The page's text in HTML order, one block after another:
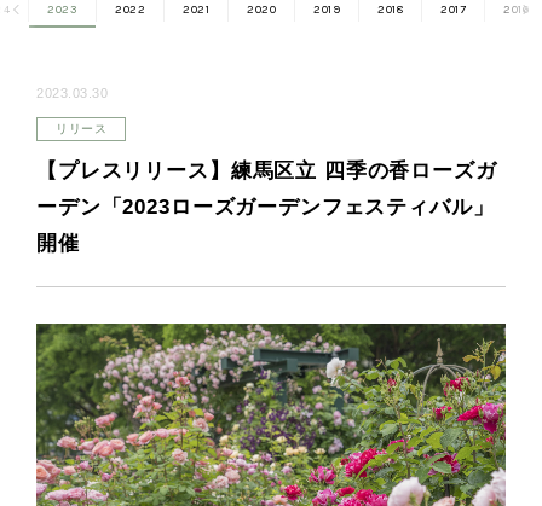
2023 2022 2021 2020 2019 2018 2017 2016
2023.03.30
リリース
【プレスリリース】練馬区立 四季の香ローズガ
ーデン「2023ローズガーデンフェスティバル」
開催